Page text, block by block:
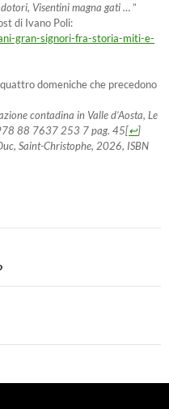
Visentini magna gati …”
di Ivano Poli:
gran-signori-fra-storia-miti-e-
domeniche che precedono
contadina in Valle d’Aosta, Le
88 7637 253 7 pag. 45[↩]
Saint-Christophe, 2026, ISBN